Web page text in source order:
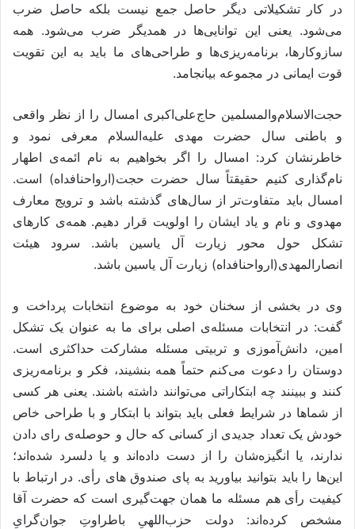
در کار تشکیلاتی دیگر حاصل جمع نیست بلکه حاصل ضرب
می‌شود. یعنی این توانایی‌ها در همدیگر ضرب می‌شود. همه
سازوکارها، برنامه‌ریزی‌ها و طراحی‌های ما باید به این تقویت
قوت ایمانی در مجموعه بیانجامد.
حجت‌الاسلام‌والمسلمین حاج‌علی‌اکبری امسال را از نظر واقعی
و باطنی سال حضرت مهدی علیه‌السلام معرفی نمود و
خاطرنشان کرد: امسال را اگر بخواهیم به نام ائمه‌ی اطهار
نام‌گذاری کنیم حقیقتاً سال حضرت حجت(ارواحنافداه) است.
امسال باید متفاوت‌تر از سال‌های گذشته باشد و ترویج معارف
مهدوی و نام و یاد ایشان را اولویت قرار دهیم. همه‌ی کارهای
تشکل حول محور زیارت آل یاسین باشد. سرود هیئت
انصارالمهدی(ارواحنافداه) زیارت آل یاسین باشد.
وی در بخشی از سخنان خود به موضوع انتخابات پرداخت و
گفت: در انتخابات مسئله‌ی اصلی برای ما به عنوان یک تشکل
امین، دانش‌آموزی و تربیتی مسئله مشارکت حداکثری است.
دوستان را دعوت می‌کنم حتماً همه بنشیند، فکر و برنامه‌ریزی
کنند و ببینند چه ابتکاراتی می‌توانند داشته باشند. یعنی هر کسی
از شماها در شرایط فعلی باید بتواند با ابتکار و با طراحی خاص
خودش یک تعداد جدیدی از کسانی که حال و حوصله‌ی رای دادن
ندارند، یا انگیزه‌شان را از دست داده‌اند و یا دلسرد شده‌اند؛
این‌ها را باید بتوانید بیاورید به پای صندوق های رأی. در ارتباط با
کیفیت رأی هم مسئله ما همان جهت‌گیری است که حضرت آقا
مشخص کرده‌اند: دولت حزب‌اللهیِ باطراوتِ جوان‌گرایِ